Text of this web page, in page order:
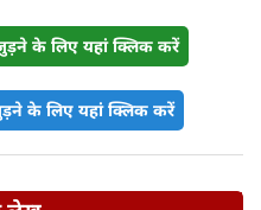
के लिए यहां क्लिक करें
के लिए यहां क्लिक करें